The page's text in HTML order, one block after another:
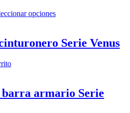
opciones
Serie Venus
armario Serie